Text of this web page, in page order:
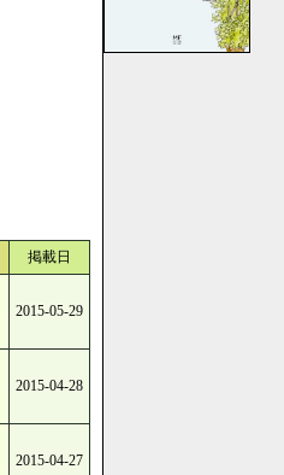
掲載日
2015-05-29
2015-04-28
2015-04-27